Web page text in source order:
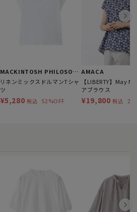
MACKINTOSH PHILOSOPHY
リネンミックスドルマンTシャ
ツ
¥5,280 税込 52%OFF
AMACA
【LIBERTY】May
アブラウス
¥19,800 税込